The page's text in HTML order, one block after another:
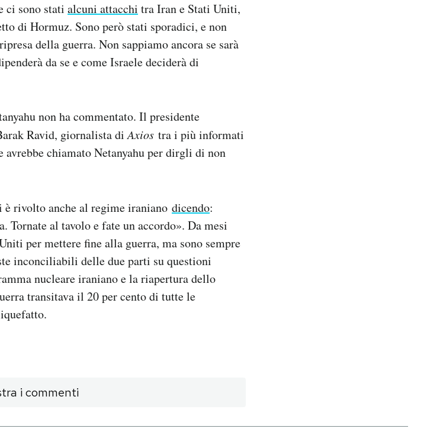
ci sono stati alcuni attacchi tra Iran e Stati Uniti,
di Hormuz. Sono però stati sporadici, e non
della guerra. Non sappiamo ancora se sarà
da se e come Israele deciderà di
non ha commentato. Il presidente
Ravid, giornalista diAxios tra i più informati
chiamato Netanyahu per dirgli di non
è rivolto anche al regime iraniano dicendo:
Tornate al tavolo e fate un accordo». Da mesi
per mettere fine alla guerra, ma sono sempre
inconciliabili delle due parti su questioni
nucleare iraniano e la riapertura dello
transitava il 20 per cento di tutte le
i commenti